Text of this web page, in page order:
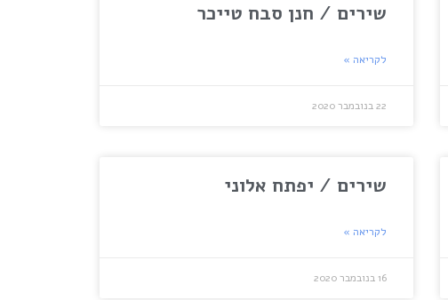
שירים / חנן סבח טייכר
לקריאה »
22 בנובמבר 2020
שירים / יפתח אלוני
לקריאה »
16 בנובמבר 2020